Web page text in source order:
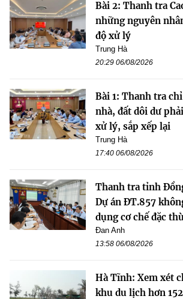
Bài 2: Thanh tra
những nguyên
độ xử lý
Trung Hà
20:29 06/08/2026
Bài 1: Thanh tra
nhà, đất dôi dư
xử lý, sắp xếp lại
Trung Hà
17:40 06/08/2026
Thanh tra tỉnh
Dự án ĐT.857
dụng cơ chế đặc thù
Đan Anh
13:58 06/08/2026
Hà Tĩnh: Xem xét
khu du lịch hơn